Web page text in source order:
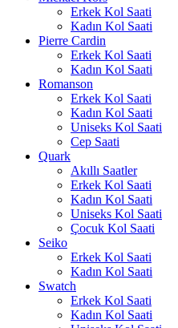
Erkek Kol Saati
Kadın Kol Saati
Pierre Cardin
Erkek Kol Saati
Kadın Kol Saati
Romanson
Erkek Kol Saati
Kadın Kol Saati
Uniseks Kol Saati
Cep Saati
Quark
Akıllı Saatler
Erkek Kol Saati
Kadın Kol Saati
Uniseks Kol Saati
Çocuk Kol Saati
Seiko
Erkek Kol Saati
Kadın Kol Saati
Swatch
Erkek Kol Saati
Kadın Kol Saati